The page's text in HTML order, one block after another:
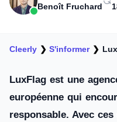
Benoît Fruchard
Cleerly ❯S'informer❯
LuxFlag est une
européenne qui
responsable. Avec